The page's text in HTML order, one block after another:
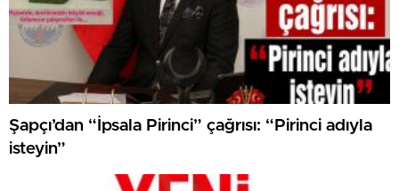
Şapçı’dan “İpsala Pirinci” çağrısı: “Pirinci adıyla
isteyin”